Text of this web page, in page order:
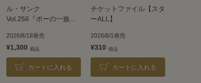
ル・サンク
Vol.256『ポーの一族』
2026/8/18発売
¥1,300
カートに入れる
チケットファイル【スタ
ーALL】
2026/8/1発売
¥310
カートに入れる